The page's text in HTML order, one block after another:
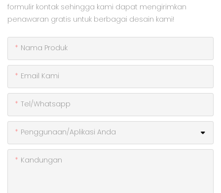
formulir kontak sehingga kami dapat mengirimkan
penawaran gratis untuk berbagai desain kami!
Nama Produk
Email Kami
Tel/whatsapp
Penggunaan/Aplikasi Anda
Kandungan